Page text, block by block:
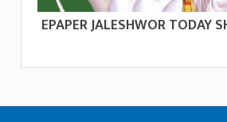
EPAPER JALESHWOR TODAY